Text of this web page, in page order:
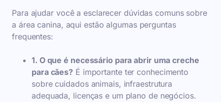
Para ajudar você a esclarecer dúvidas comuns sobre
a área canina, aqui estão algumas perguntas
frequentes:
1. O que é necessário para abrir uma creche
para cães? É importante ter conhecimento
sobre cuidados animais, infraestrutura
adequada, licenças e um plano de negócios.